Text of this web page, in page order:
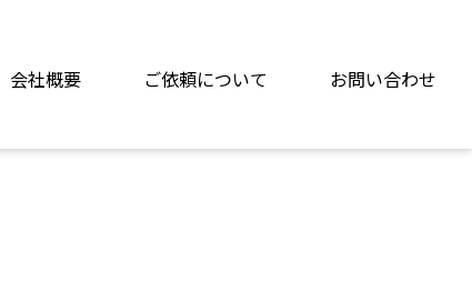
会社概要 ご依頼について お問い合わせ